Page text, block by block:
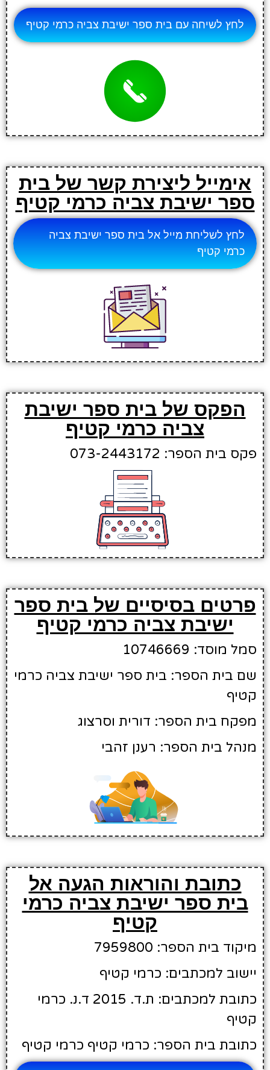
לחץ לשיחה עם בית ספר ישיבת צביה כרמי קטיף
אימייל ליצירת קשר של בית
ספר ישיבת צביה כרמי קטיף
לחץ לשליחת מייל אל בית ספר ישיבת צביה
כרמי קטיף
הפקס של בית ספר ישיבת
צביה כרמי קטיף
פקס בית הספר: 073-2443172
פרטים בסיסיים של בית ספר
ישיבת צביה כרמי קטיף
סמל מוסד: 10746669
שם בית הספר: בית ספר ישיבת צביה כרמי
קטיף
מפקח בית הספר: דורית וסרצוג
מנהל בית הספר: רענן זהבי
כתובת והוראות הגעה אל
בית ספר ישיבת צביה כרמי
קטיף
מיקוד בית הספר: 7959800
יישוב למכתבים: כרמי קטיף
כתובת למכתבים: ת.ד. 2015 ד.נ. כרמי
קטיף
כתובת בית הספר: כרמי קטיף כרמי קטיף